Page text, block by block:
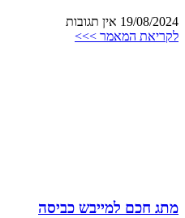
19/08/2024 אין תגובות
לקריאת המאמר >>>
מתג חכם למייבש כביסה